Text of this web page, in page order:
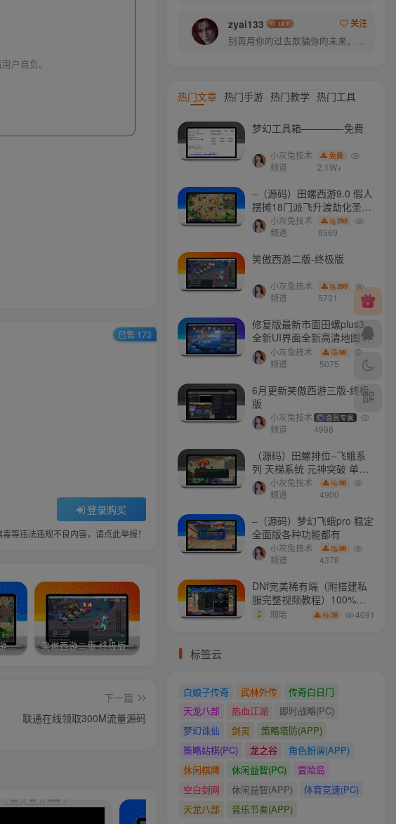
户自负。
登录购买
等违法违规不良内容，请点此举报！
已售 173
–（源码）田螺西游9.0 假人摆摊18门派飞升渡劫化圣助战最新BB谛听…. 笑傲西游二版-终极版
下一篇
联通在线领取300M流量源码
zyai133
关注
别再用你的过去欺骗你的未来，过去已经过去了
热门文章 热门手游 热门教学 热门工具
梦幻工具箱————-免费
小灰兔技术
频道
免费
2.1W+
–（源码）田螺西游9.0 假人
摆摊18门派飞升渡劫化圣助
战最新BB谛听….
小灰兔技术
频道
298
8569
笑傲西游二版-终极版
小灰兔技术
频道
399
5731
修复版最新市面田螺plus3
全新UI界面全新高清地图18
门派 修复了后门ggeserver
打不开
小灰兔技术
频道
98
5075
6月更新笑傲西游三版-终极
版
小灰兔技术
频道
会员专属
4998
（源码）田螺排位–飞蛾系
列 天梯系统 元神突破 单机
免费 含GM工具
小灰兔技术
频道
98
4900
–（源码）梦幻飞蛾pro 稳定
全面版各种功能都有
小灰兔技术
频道
98
4378
DNf完美稀有端（附搭建私
服完整视频教程）100%可
搭建(附完美端升级补丁)
啊哈 38 4091
标签云
白娘子传奇 武林外传
传奇白日门
天龙八部
热血江湖
即时战略(PC)
梦幻诛仙
剑灵
策略塔防(APP)
策略站棋(PC)
龙之谷
角色扮演(APP)
休闲棋牌
休闲益智(PC)
冒险岛
空白剑网
休闲益智(APP)
体育竞速(PC)
天龙八部
音乐节奏(APP)